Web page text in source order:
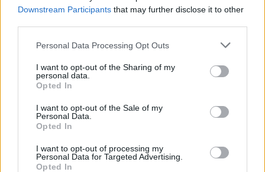
Downstream Participants that may further disclose it to other
Personal Data Processing Opt Outs
I want to opt-out of the Sharing of my
personal data.
Opted In
I want to opt-out of the Sale of my
Personal Data.
Opted In
I want to opt-out of processing my
Personal Data for Targeted Advertising.
Opted In
ΕΠΕΝΔΥΣΕΙΣ ΕΝΕΡΓΕΙΑ EUROGROUP
ΠΕΡΙΣΣΟΤΕΡΑ ΣΤΗΝ ΙΔΙΑ
ΚΑΤΗΓΟΡΙΑ